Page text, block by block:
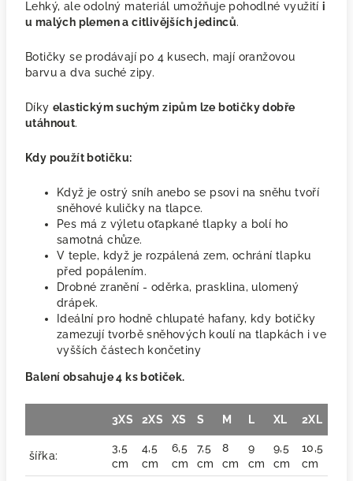
Lehký, ale odolný materiál umožňuje pohodlné využitíi
u malých plemen a citlivějších jedinců.
Botičky se prodávají po 4 kusech, mají oranžovou
barvu a dva suché zipy.
Díky elastickým suchým zipům lze botičky dobře
utáhnout.
Kdy použít botičku:
Když je ostrý sníh anebo se psovi na sněhu tvoří
sněhové kuličky na tlapce.
Pes má z výletu oťapkané tlapky a bolí ho
samotná chůze.
V teple, když je rozpálená zem, ochrání tlapku
před popálením.
Drobné zranění - oděrka, prasklina, ulomený
drápek.
Ideální pro hodně chlupaté hafany, kdy botičky
zamezují tvorbě sněhových koulí na tlapkách i ve
vyšších částech končetiny
Balení obsahuje 4 ks botiček.
3XS 2XS XS S M L XL 2XL
šířka:
3,5
cm
4,5
cm
6,5
cm
7,5
cm
8
cm
9
cm
9,5
cm
10,5
cm